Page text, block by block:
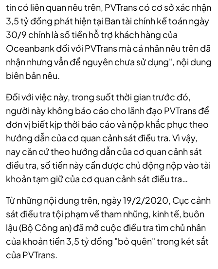
tin có liên quan nêu trên, PVTrans có cơ sở xác nhận
3,5 tỷ đồng phát hiện tại Ban tài chính kế toán ngày
30/9 chính là số tiền hỗ trợ khách hàng của
Oceanbank đối với PVTrans mà cá nhân nêu trên đã
nhận nhưng vẫn để nguyên chưa sử dụng", nội dung
biên bản nêu.
Đối với việc này, trong suốt thời gian trước đó,
người này không báo cáo cho lãnh đạo PVTrans để
đơn vị biết kịp thời báo cáo và nộp khắc phục theo
hướng dẫn của cơ quan cảnh sát điều tra. Vì vậy,
nay căn cứ theo hướng dẫn của cơ quan cảnh sát
điều tra, số tiền này cần được chủ động nộp vào tài
khoản tạm giữ của cơ quan cảnh sát điều tra…
Từ những nội dung trên, ngày 19/2/2020, Cục cảnh
sát điều tra tội phạm về tham nhũng, kinh tế, buôn
lậu (Bộ Công an) đã mở cuộc điều tra tìm chủ nhân
của khoản tiền 3,5 tỷ đồng "bỏ quên" trong két sắt
của PVTrans.